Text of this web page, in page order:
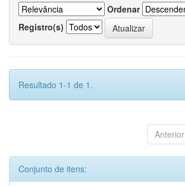
Ordenar
Registro(s)
Resultado 1-1 de 1.
Anterior
Conjunto de itens: